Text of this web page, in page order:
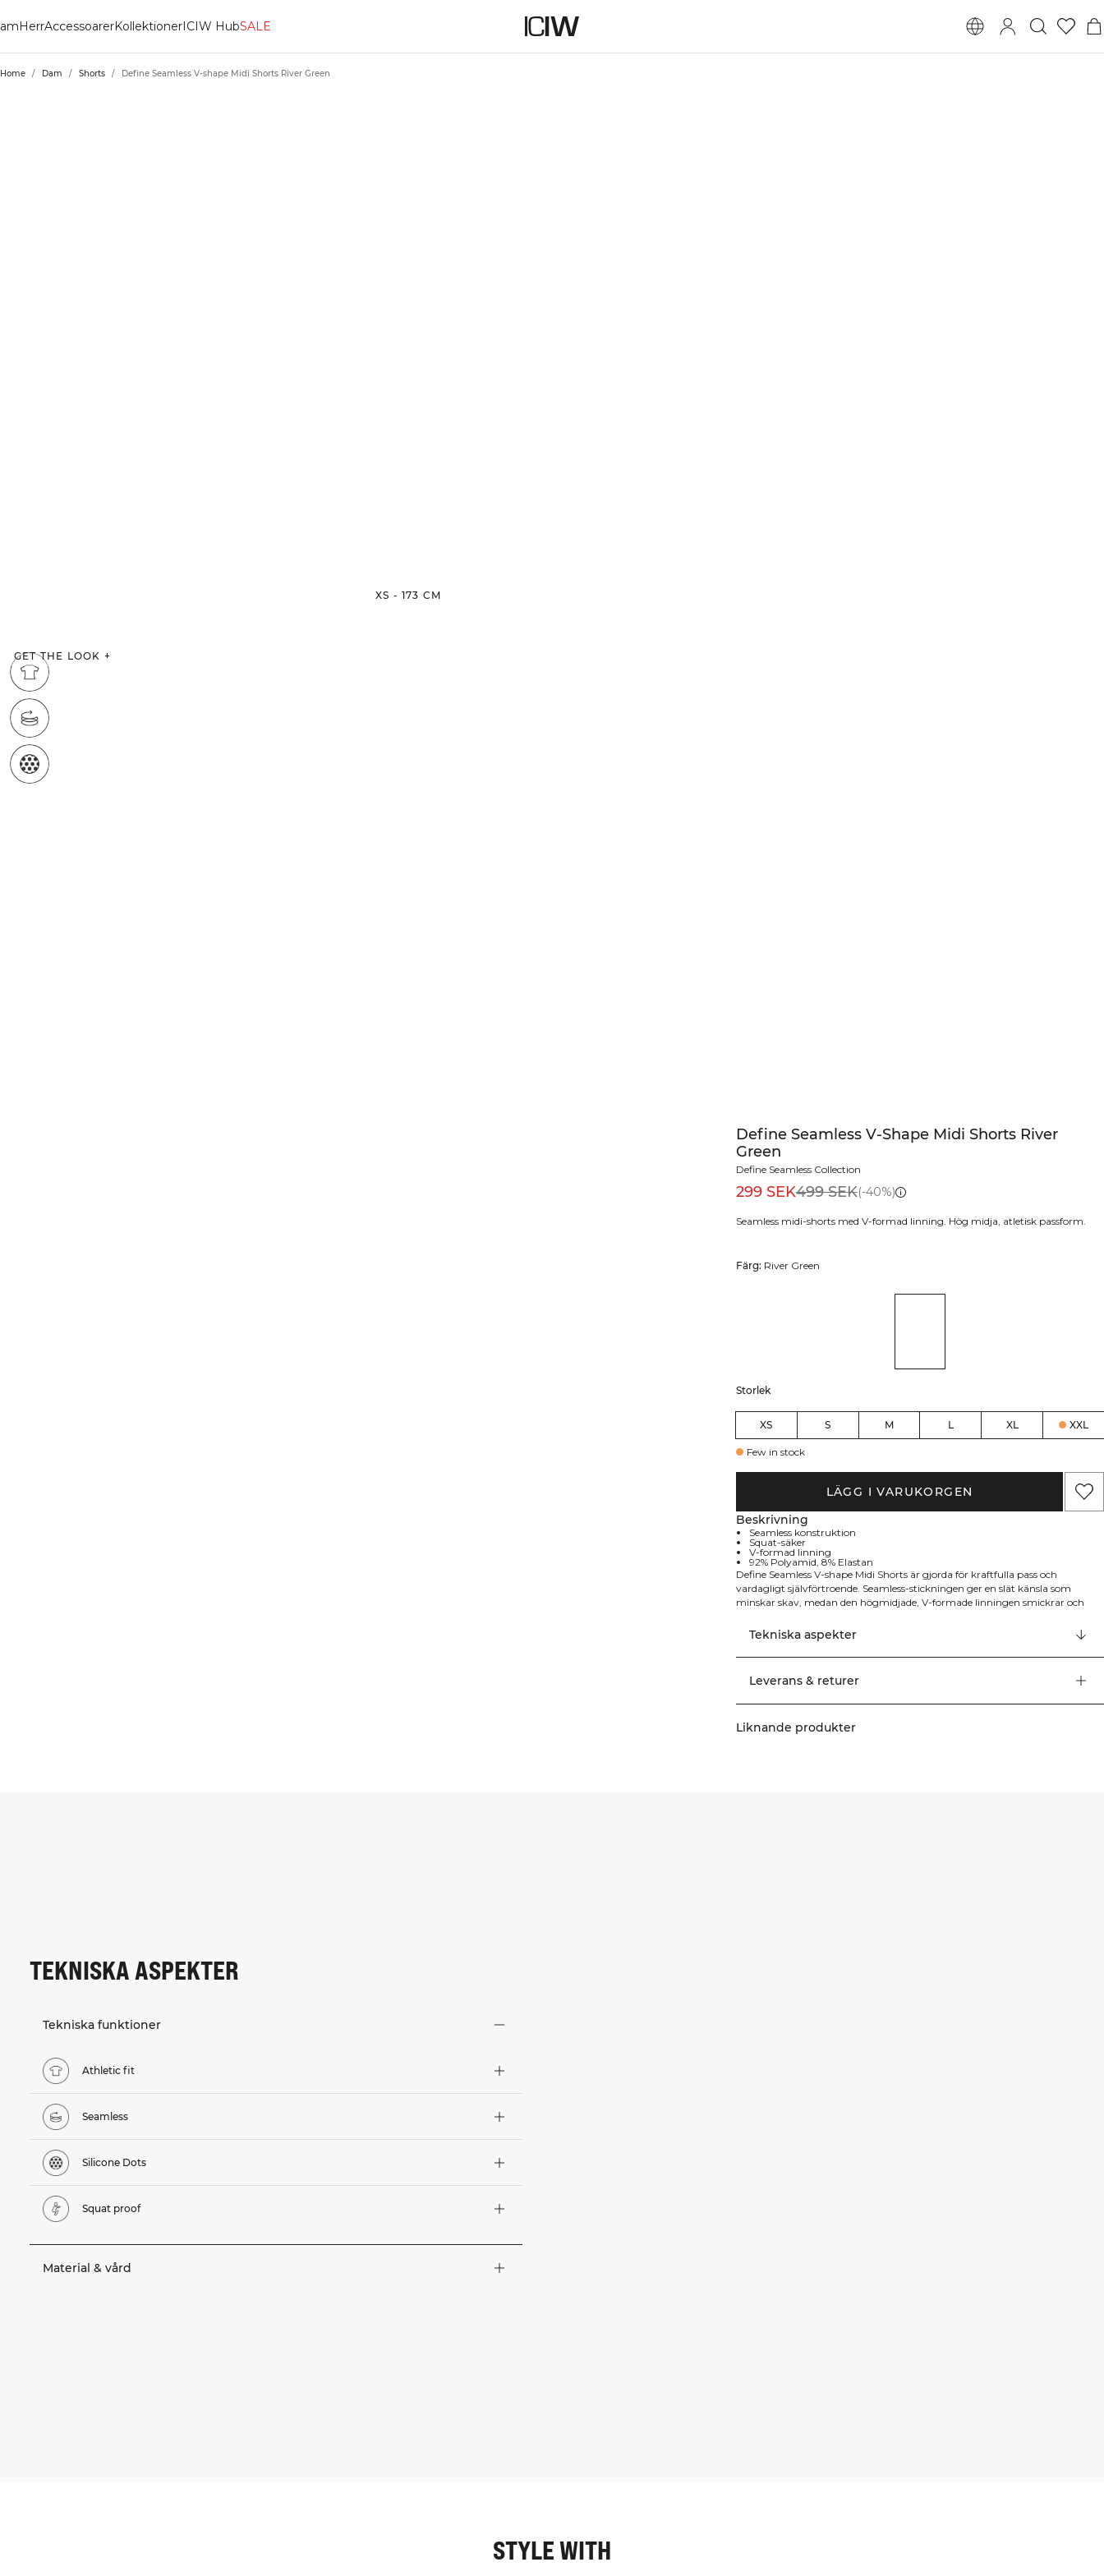
HerrAccessoarerKollektionerICIW HubSALE
Home / Dam / Shorts / Define Seamless V-shape Midi Shorts River Green
GET THE LOOK +
XS - 173 CM
Define Seamless V-Shape Midi Shorts River
Green
Define Seamless Collection
299 SEK499 SEK(-40%)
Seamless midi-shorts med V-formad linning. Hög midja, atletisk passform.
Färg: River Green
Storlek
XS S M L XL XXL
Few in stock
LÄGG I VARUKORGEN
Beskrivning
Seamless konstruktion
Squat-säker
V-formad linning
92% Polyamid, 8% Elastan
Define Seamless V-shape Midi Shorts är gjorda för kraftfulla pass och
vardagligt självförtroende. Seamless-stickningen ger en slät känsla som
minskar skav, medan den högmidjade, V-formade linningen smickrar och
utan att begränsa rörelsen, och den atletiska passformen ger en stödjande,
omslutande känsla. Det squatsäkra tyget håller dig täckt genom djupa
rörelser, och den avskalade designen utan fickor minimerar distraktioner.
Tekniska aspekter
Leverans & returer
Liknande produkter
TEKNISKA ASPEKTER
Tekniska funktioner
Athletic fit
Seamless
Silicone Dots
Squat proof
Material & vård
STYLE WITH